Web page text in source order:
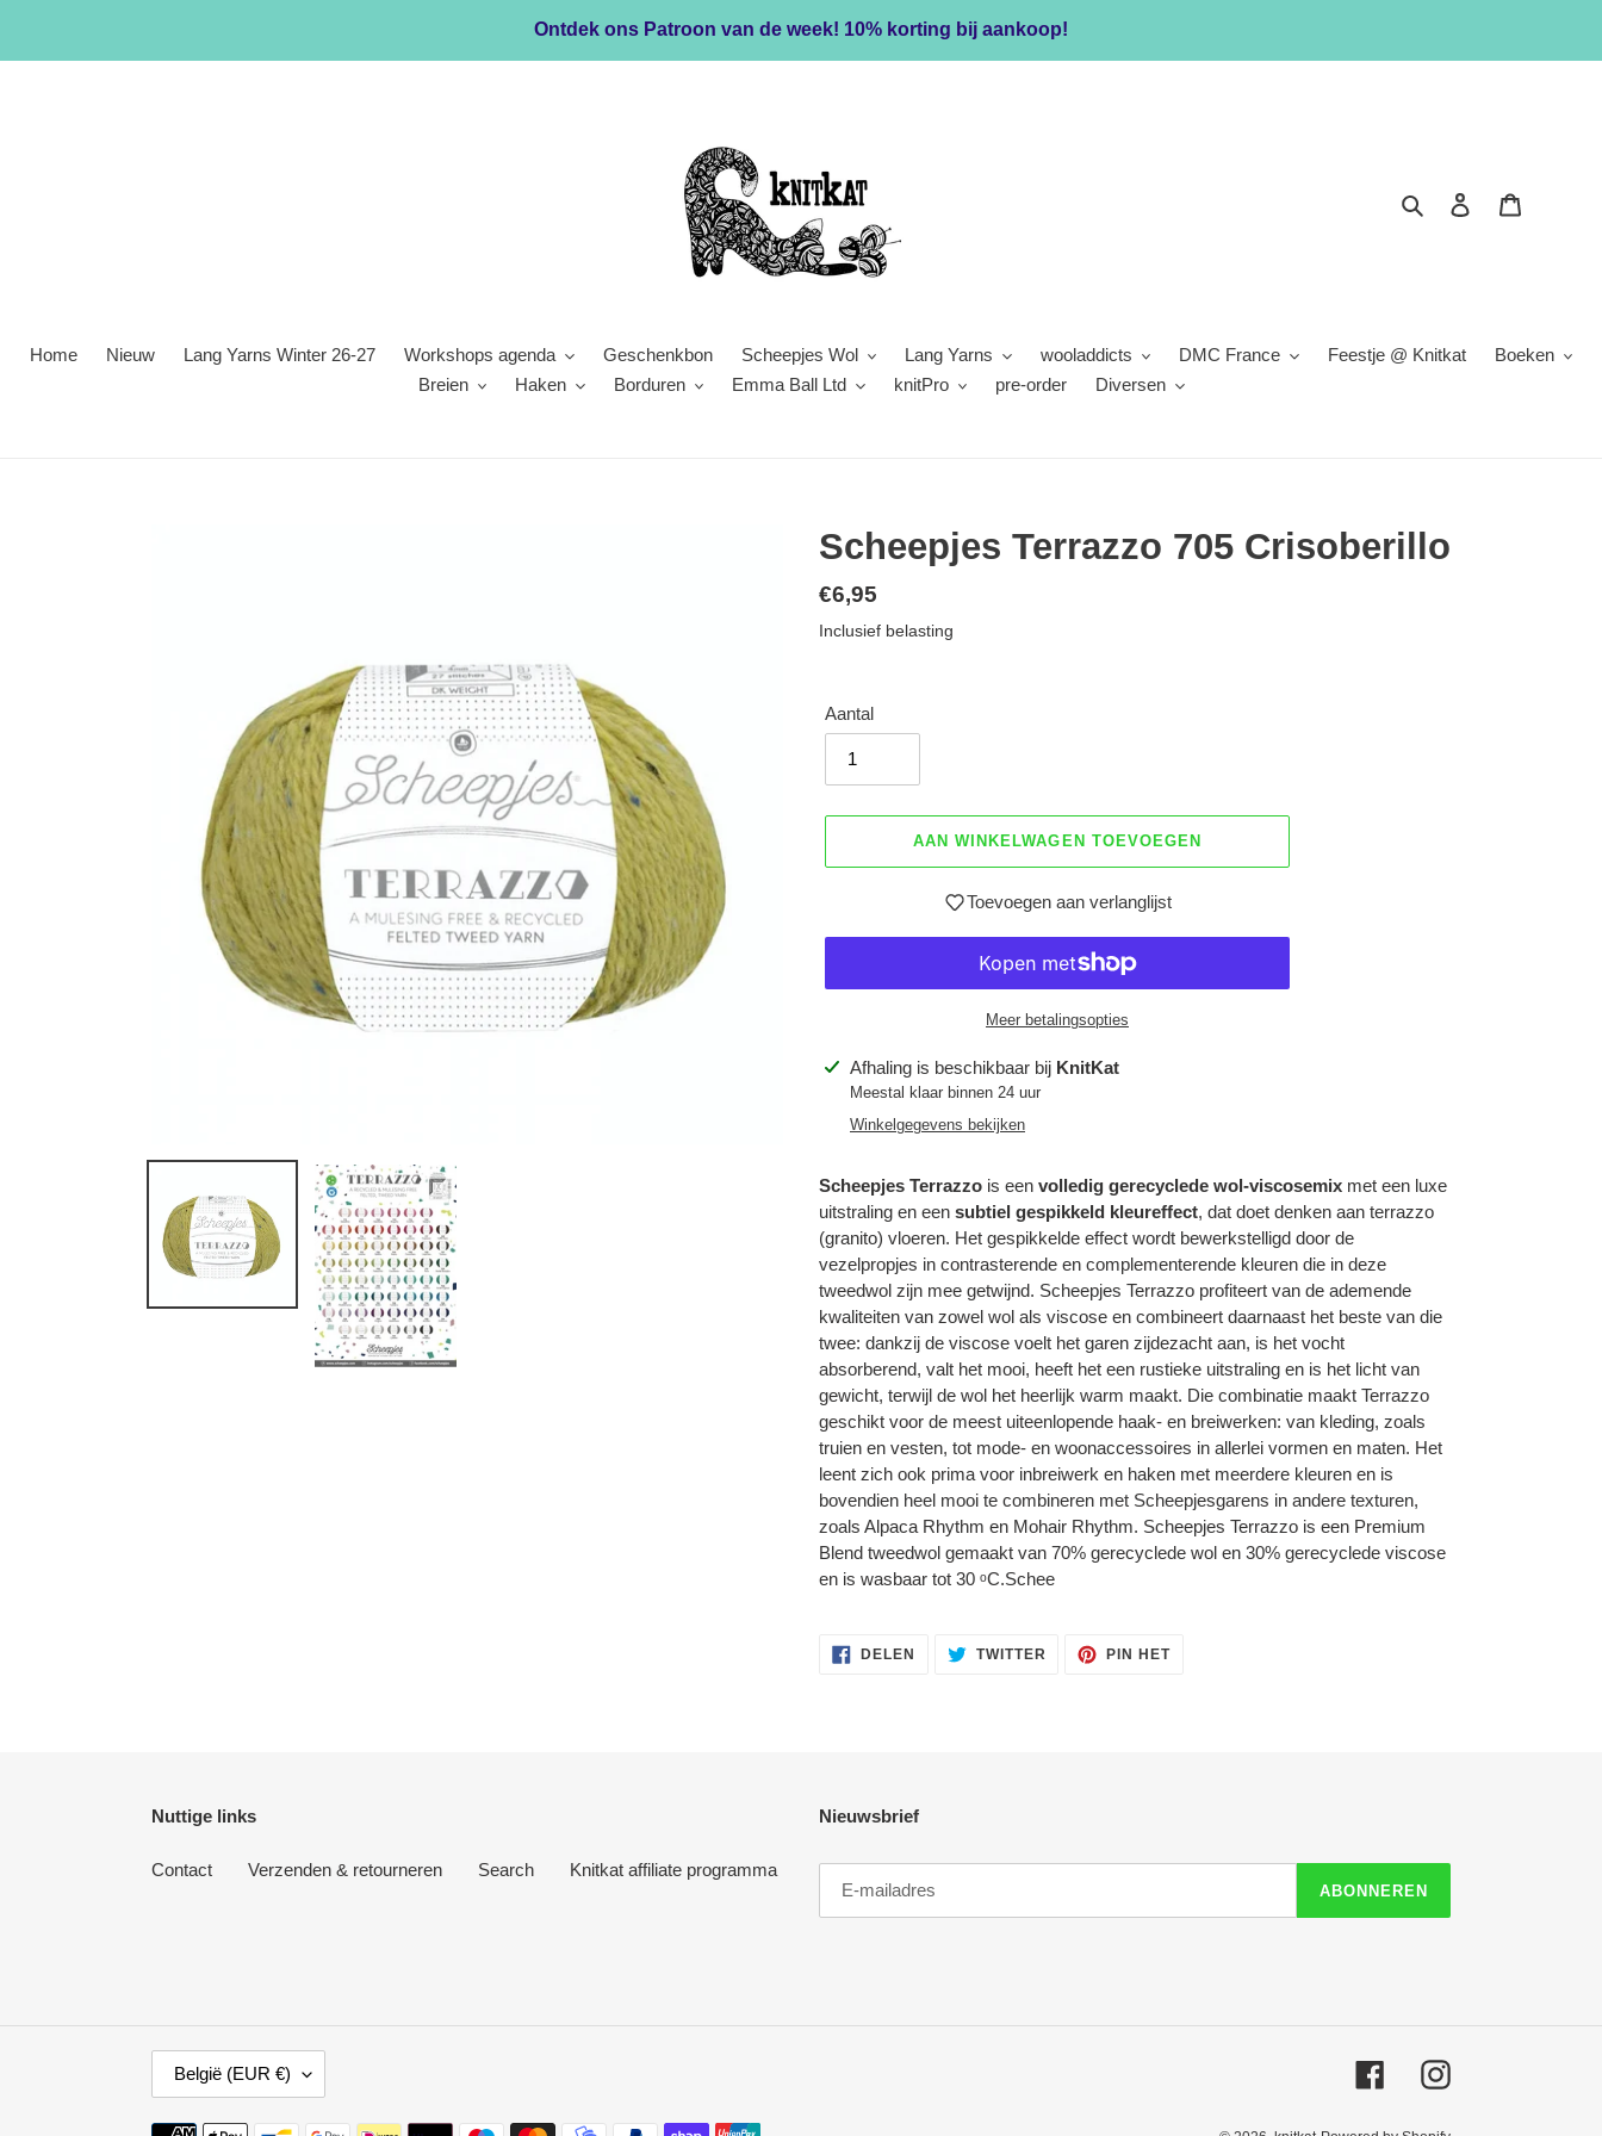
de
Ontdek ons Patroon van de week! 10% korting bij aankoop!
Zoeken Inloggen
Home Nieuw Lang Yarns Winter 26-27 Workshops agenda Geschenkbon Scheepjes Wol Lang Yarns wooladdicts DMC France Feestje @ Knitkat
Boeken
Breien
Haken Borduren Emma Ball Ltd knitPro pre-order Diversen
Scheepjes Terrazzo 705 Crisoberillo
Normale
prijs
€6,95
Inclusief belasting
Aantal
AAN WINKELWAGEN TOEVOEGEN
Toevoegen aan verlanglijst
Meer betalingsopties
Product
toegevoegen
Afhaling is beschikbaar bij KnitKat
Meestal klaar binnen 24 uur
Winkelgegevens bekijken
Scheepjes Terrazzo is een volledig gerecyclede wol-viscosemix met een luxe
uitstraling en een subtiel gespikkeld kleureffect, dat doet denken aan terrazzo
(granito) vloeren. Het gespikkelde effect wordt bewerkstelligd door de
vezelpropjes in contrasterende en complementerende kleuren die in deze
tweedwol zijn mee getwijnd. Scheepjes Terrazzo profiteert van de ademende
kwaliteiten van zowel wol als viscose en combineert daarnaast het beste van die
twee: dankzij de viscose voelt het garen zijdezacht aan, is het vocht
absorberend, valt het mooi, heeft het een rustieke uitstraling en is het licht van
gewicht, terwijl de wol het heerlijk warm maakt. Die combinatie maakt Terrazzo
geschikt voor de meest uiteenlopende haak- en breiwerken: van kleding, zoals
truien en vesten, tot mode- en woonaccessoires in allerlei vormen en maten. Het
leent zich ook prima voor inbreiwerk en haken met meerdere kleuren en is
bovendien heel mooi te combineren met Scheepjesgarens in andere texturen,
zoals Alpaca Rhythm en Mohair Rhythm. Scheepjes Terrazzo is een Premium
Blend tweedwol gemaakt van 70% gerecyclede wol en 30% gerecyclede viscose
en is wasbaar tot 30 ᵒC.Schee
DELEN
DELEN TWITTER TWITTERENPIN HETPINNEN
Nuttige links
Contact Verzenden & retourneren Search Knitkat affiliate programma
Nieuwsbrief
ABONNEREN
België (EUR €) FacebookInstagram
Meld u aan bij uw account om producten aan uw verlanglijst toe te
voegen en uw eerder opgeslagen artikelen te bekijken.
Login